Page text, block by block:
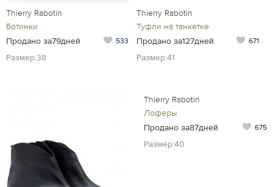
Thierry Rabotin
Ботинки
Продано за79дней
533
Размер:38
Thierry Rabotin
Туфли на танкетке
Продано за127дней
671
Размер:41
Thierry Rabotin
Лоферы
Продано за87дней
675
Размер:40